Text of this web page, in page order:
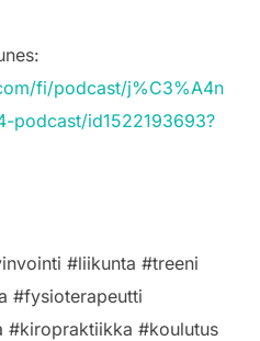
fi/podcast/j%C3%A4n
podcast/id1522193693?
#liikunta #treeni
#fysioterapeutti
#kiropraktiikka #koulutus